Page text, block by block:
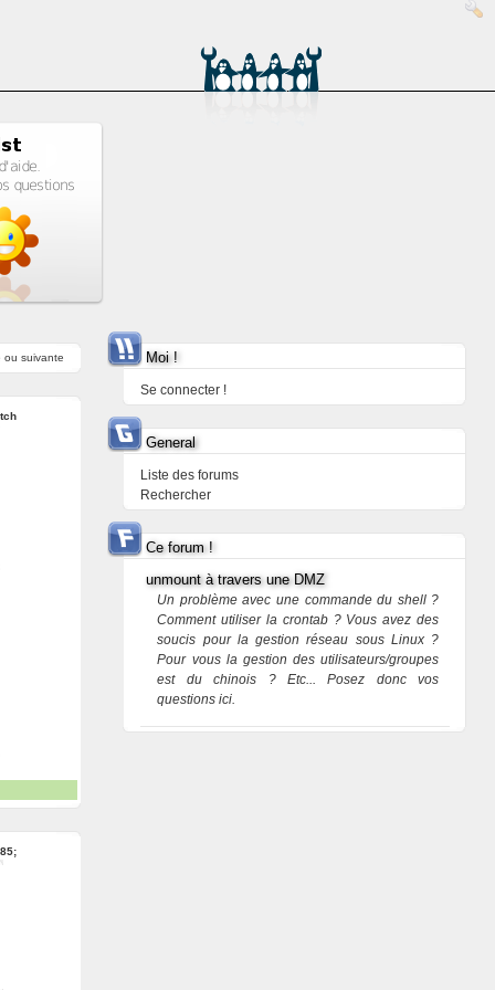
ou suivante Moi !
Se connecter !
General
Liste des forums
Rechercher
Ce forum !
unmount à travers une DMZ
Un problème avec une commande du shell ?
Comment utiliser la crontab ? Vous avez des
soucis pour la gestion réseau sous Linux ?
Pour vous la gestion des utilisateurs/groupes
est du chinois ? Etc... Posez donc vos
questions ici.